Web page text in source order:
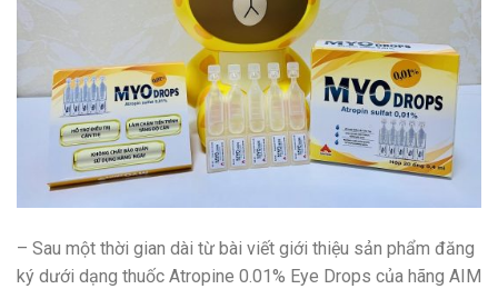
– Sau một thời gian dài từ bài viết giới thiệu sản phẩm đăng
ký dưới dạng thuốc Atropine 0.01% Eye Drops của hãng AIM